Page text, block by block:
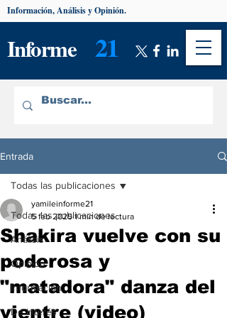
Informe 21
Información, Análisis y Opinión.
Entrada
Todas las publicaciones
Análisis
Opinión
Información
De interés
Todas las publicaciones
Shakira vuelve con su
poderosa y
"matadora" danza del
vientre (video)
yamileinforme21
5 feb 2025 1 min de lectura